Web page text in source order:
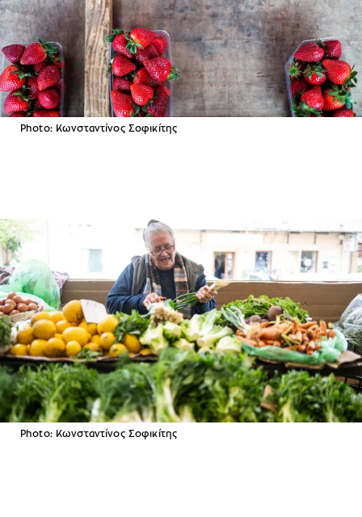
Photo: Κωνσταντίνος Σοφικίτης
Photo: Κωνσταντίνος Σοφικίτης